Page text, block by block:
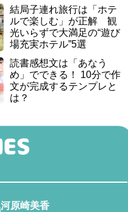
結局子連れ旅行は「ホテ
ルで楽しむ」が正解 観
光いらずで大満足の“遊び
場充実ホテル”5選
読書感想文は「あなう
め」でできる！ 10分で作
文が完成するテンプレと
は？
河原崎美香